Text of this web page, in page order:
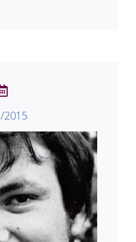
2015